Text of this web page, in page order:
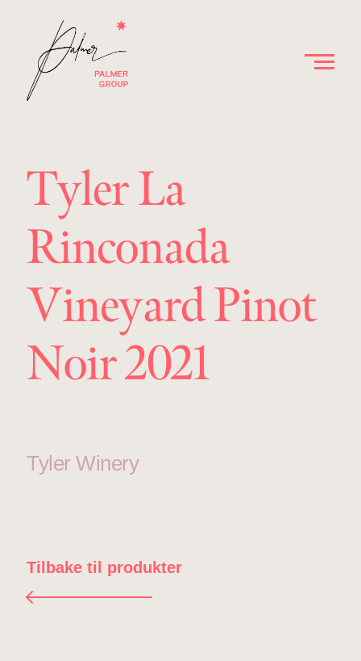
Tyler La
Rinconada
Vineyard Pinot
Noir 2021
Tyler Winery
Tilbake til produkter